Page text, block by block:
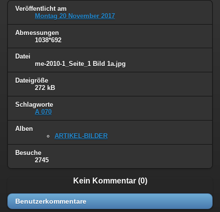
Veröffentlicht am
Montag 20 November 2017
Abmessungen
1038*692
Datei
me-2010-1_Seite_1 Bild 1a.jpg
Dateigröße
272 kB
Schlagworte
A 070
Alben
ARTIKEL-BILDER
Besuche
2745
Kein Kommentar (0)
Benutzerkommentare